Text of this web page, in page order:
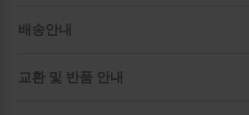
배송안내
교환 및 반품 안내